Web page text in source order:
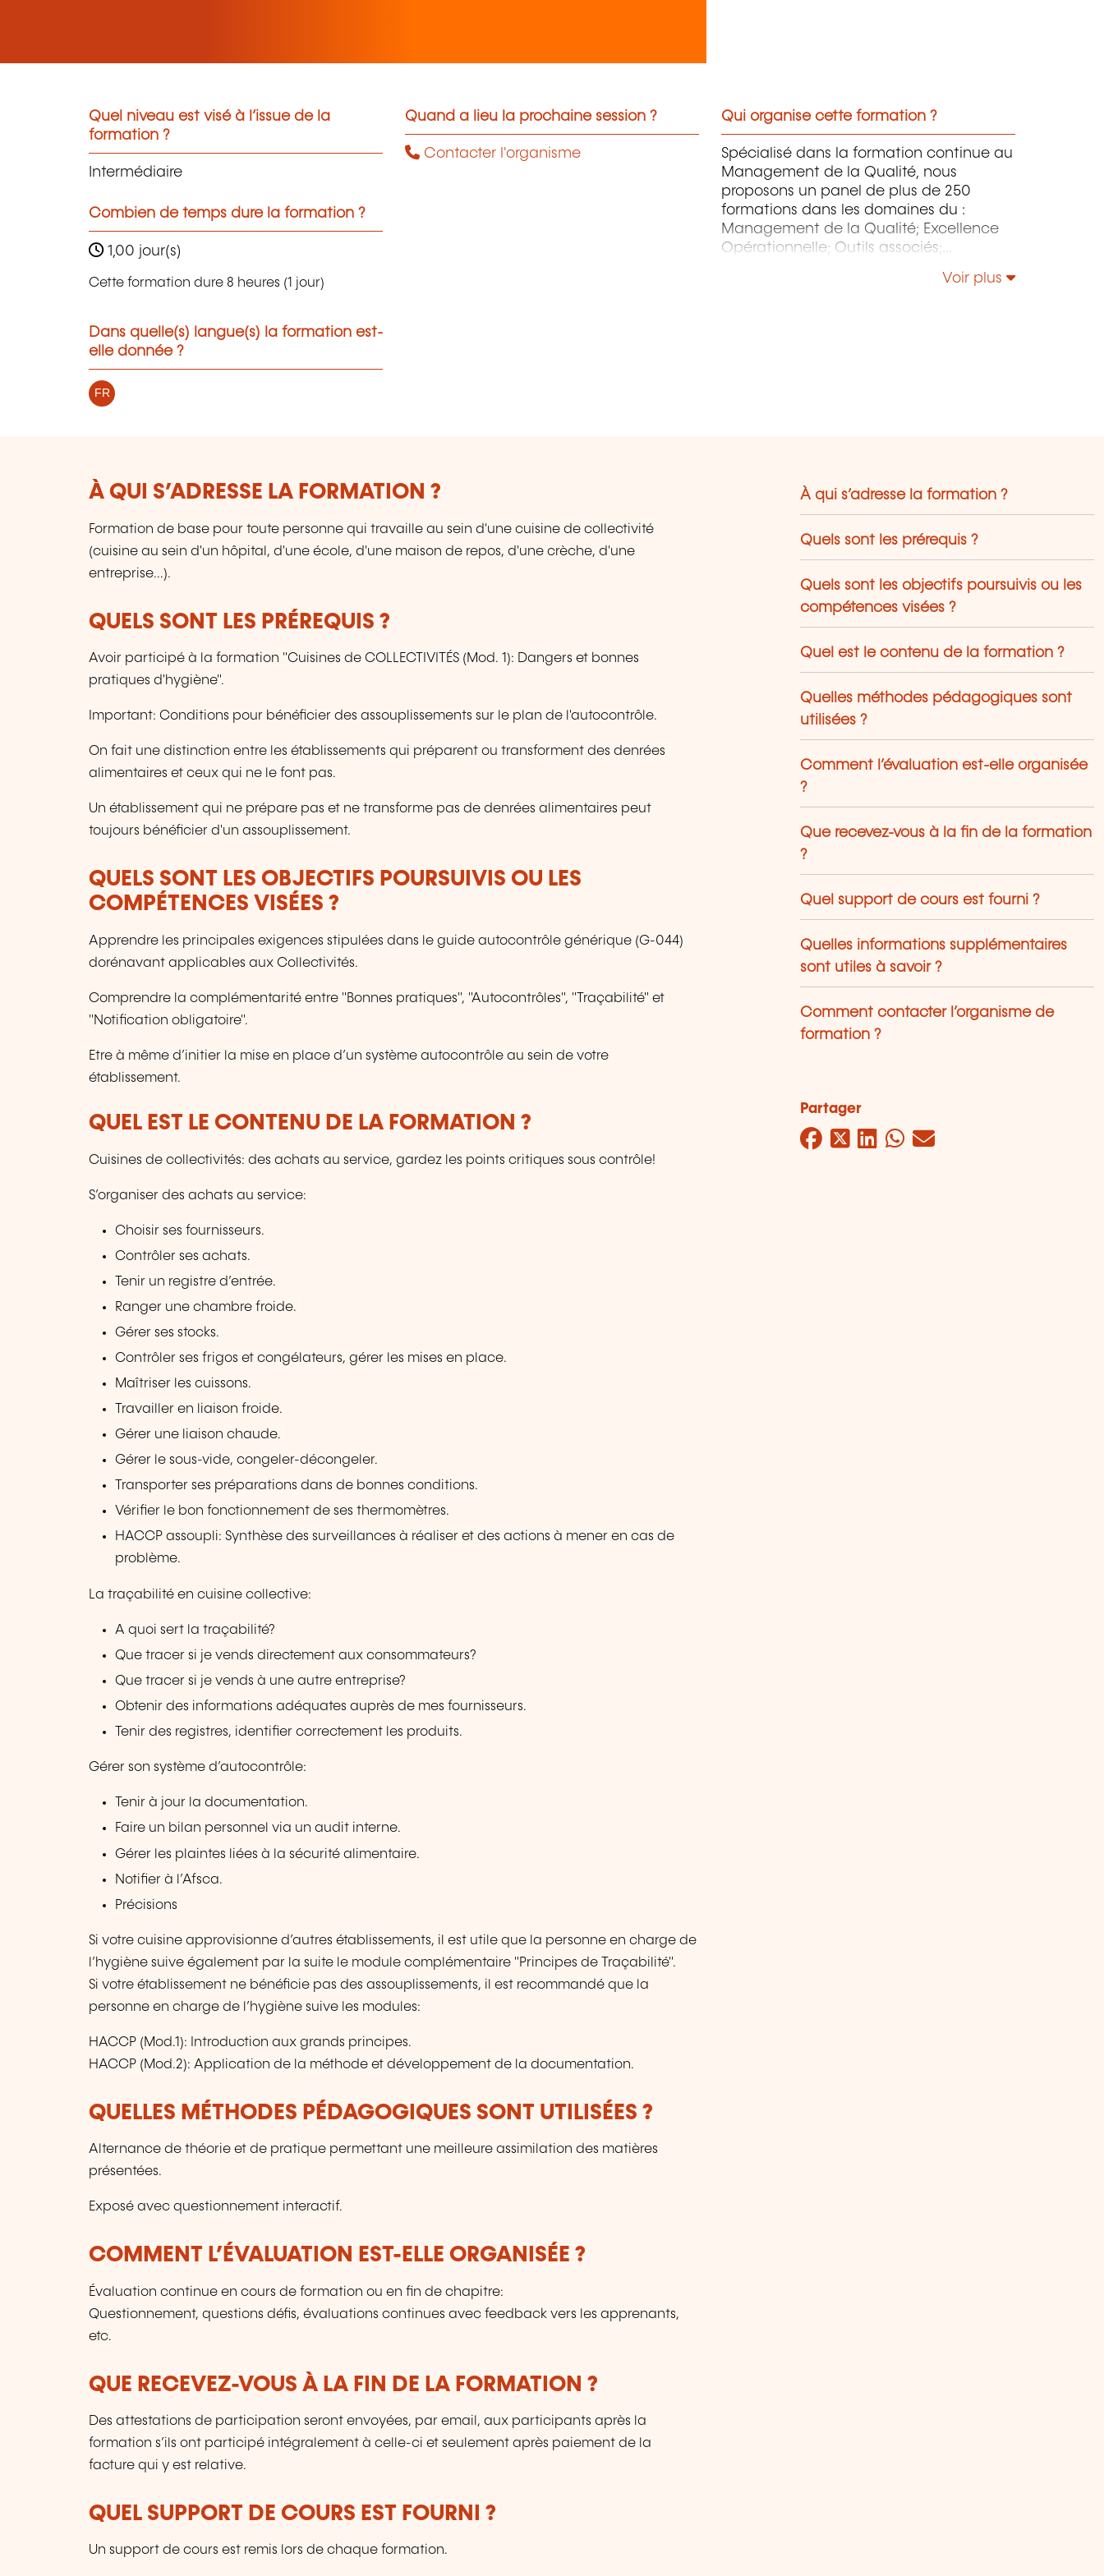
Quel niveau est visé à l’issue de la
formation ?
Intermédiaire
Combien de temps dure la formation ?
1,00 jour(s)
Cette formation dure 8 heures (1 jour)
Dans quelle(s) langue(s) la formation est-
elle donnée ?
FR
Quand a lieu la prochaine session ?
Contacter l'organisme
Qui organise cette formation ?
Spécialisé dans la formation continue au
Management de la Qualité, nous
proposons un panel de plus de 250
formations dans les domaines du :
Management de la Qualité; Excellence
Opérationnelle; Outils associés;
Responsabilité Sociétale – Énergie;
Voir plus
À QUI S’ADRESSE LA FORMATION ?
Formation de base pour toute personne qui travaille au sein d'une cuisine de collectivité
(cuisine au sein d'un hôpital, d'une école, d'une maison de repos, d'une crèche, d'une
entreprise...).
QUELS SONT LES PRÉREQUIS ?
Avoir participé à la formation "Cuisines de COLLECTIVITÉS (Mod. 1): Dangers et bonnes
pratiques d'hygiène".
Important: Conditions pour bénéficier des assouplissements sur le plan de l'autocontrôle.
On fait une distinction entre les établissements qui préparent ou transforment des denrées
alimentaires et ceux qui ne le font pas.
Un établissement qui ne prépare pas et ne transforme pas de denrées alimentaires peut
toujours bénéficier d'un assouplissement.
QUELS SONT LES OBJECTIFS POURSUIVIS OU LES
COMPÉTENCES VISÉES ?
Apprendre les principales exigences stipulées dans le guide autocontrôle générique (G-044)
dorénavant applicables aux Collectivités.
Comprendre la complémentarité entre "Bonnes pratiques", "Autocontrôles", "Traçabilité" et
"Notification obligatoire".
Etre à même d’initier la mise en place d’un système autocontrôle au sein de votre
établissement.
QUEL EST LE CONTENU DE LA FORMATION ?
Cuisines de collectivités: des achats au service, gardez les points critiques sous contrôle!
S’organiser des achats au service:
Choisir ses fournisseurs.
Contrôler ses achats.
Tenir un registre d’entrée.
Ranger une chambre froide.
Gérer ses stocks.
Contrôler ses frigos et congélateurs, gérer les mises en place.
Maîtriser les cuissons.
Travailler en liaison froide.
Gérer une liaison chaude.
Gérer le sous-vide, congeler-décongeler.
Transporter ses préparations dans de bonnes conditions.
Vérifier le bon fonctionnement de ses thermomètres.
HACCP assoupli: Synthèse des surveillances à réaliser et des actions à mener en cas de
problème.
La traçabilité en cuisine collective:
A quoi sert la traçabilité?
Que tracer si je vends directement aux consommateurs?
Que tracer si je vends à une autre entreprise?
Obtenir des informations adéquates auprès de mes fournisseurs.
Tenir des registres, identifier correctement les produits.
Gérer son système d’autocontrôle:
Tenir à jour la documentation.
Faire un bilan personnel via un audit interne.
Gérer les plaintes liées à la sécurité alimentaire.
Notifier à l’Afsca.
Précisions
Si votre cuisine approvisionne d’autres établissements, il est utile que la personne en charge de
l’hygiène suive également par la suite le module complémentaire "Principes de Traçabilité".
Si votre établissement ne bénéficie pas des assouplissements, il est recommandé que la
personne en charge de l’hygiène suive les modules:
HACCP (Mod.1): Introduction aux grands principes.
HACCP (Mod.2): Application de la méthode et développement de la documentation.
QUELLES MÉTHODES PÉDAGOGIQUES SONT UTILISÉES ?
Alternance de théorie et de pratique permettant une meilleure assimilation des matières
présentées.
Exposé avec questionnement interactif.
COMMENT L’ÉVALUATION EST-ELLE ORGANISÉE ?
Évaluation continue en cours de formation ou en fin de chapitre:
Questionnement, questions défis, évaluations continues avec feedback vers les apprenants,
etc.
QUE RECEVEZ-VOUS À LA FIN DE LA FORMATION ?
Des attestations de participation seront envoyées, par email, aux participants après la
formation s’ils ont participé intégralement à celle-ci et seulement après paiement de la
facture qui y est relative.
QUEL SUPPORT DE COURS EST FOURNI ?
Un support de cours est remis lors de chaque formation.
À qui s’adresse la formation ?
Quels sont les prérequis ?
Quels sont les objectifs poursuivis ou les
compétences visées ?
Quel est le contenu de la formation ?
Quelles méthodes pédagogiques sont
utilisées ?
Comment l’évaluation est-elle organisée
?
Que recevez-vous à la fin de la formation
?
Quel support de cours est fourni ?
Quelles informations supplémentaires
sont utiles à savoir ?
Comment contacter l’organisme de
formation ?
Partager
Facebook
Twitter
LinkedIn
WhatsApp
Mail